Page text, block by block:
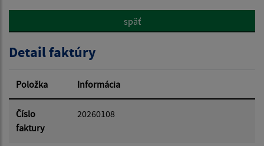
Hľadať v:
Dátum od:
späť
Detail faktúry
Položka Informácia
Číslo
faktury
20260108